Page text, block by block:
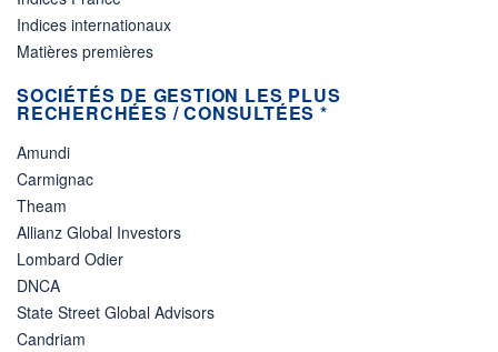
Indices internationaux
Matières premières
SOCIÉTÉS DE GESTION LES PLUS
RECHERCHÉES / CONSULTÉES *
Amundi
Carmignac
Theam
Allianz Global Investors
Lombard Odier
DNCA
State Street Global Advisors
Candriam